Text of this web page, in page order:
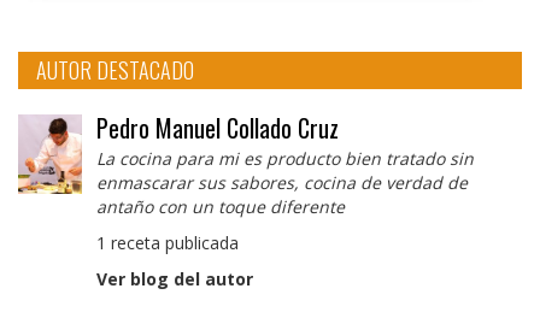
AUTOR DESTACADO
Pedro Manuel Collado Cruz
La cocina para mi es producto bien tratado sin
enmascarar sus sabores, cocina de verdad de
antaño con un toque diferente
1 receta publicada
Ver blog del autor